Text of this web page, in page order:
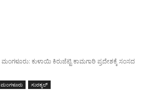
ಮಂಗಳೂರು: ಕುಳಾಯಿ ಕಿರುಜೆಟ್ಟಿ ಕಾಮಗಾರಿ ಪ್ರದೇಶಕ್ಕೆ ಸಂಸದ
ಮಂಗಳೂರು ಸುರತ್ಕಲ್